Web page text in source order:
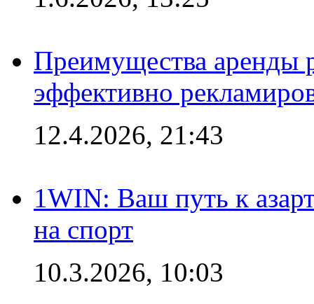
Преимущества аренды
эффективно
12.4.2026, 21:43
1WIN: Ваш путь к
на спорт
10.3.2026, 10:03